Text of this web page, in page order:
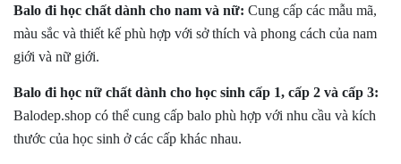
Balo đi học chất dành cho nam và nữ: Cung cấp các mẫu mã,
màu sắc và thiết kế phù hợp với sở thích và phong cách của nam
giới và nữ giới.
Balo đi học nữ chất dành cho học sinh cấp 1, cấp 2 và cấp 3:
Balodep.shop có thể cung cấp balo phù hợp với nhu cầu và kích
thước của học sinh ở các cấp khác nhau.